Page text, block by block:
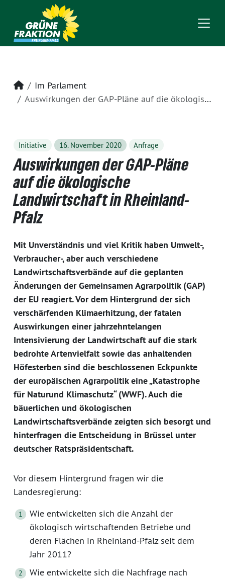
Startseite
Im Parlament
Auswirkungen der GAP-Pläne auf die ökologische Landwirtschaft in Rheinland-Pfalz
Initiative 16. November 2020 Anfrage
Auswirkungen der GAP-Pläne
auf die ökologische
Landwirtschaft in Rheinland-
Pfalz
Mit Unverständnis und viel Kritik haben Umwelt-,
Verbraucher-, aber auch verschiedene
Landwirtschaftsverbände auf die geplanten
Änderungen der Gemeinsamen Agrarpolitik (GAP)
der EU reagiert. Vor dem Hintergrund der sich
verschärfenden Klimaerhitzung, der fatalen
Auswirkungen einer jahrzehntelangen
Intensivierung der Landwirtschaft auf die stark
bedrohte Artenvielfalt sowie das anhaltenden
Höfesterben sind die beschlossenen Eckpunkte
der europäischen Agrarpolitik eine „Katastrophe
für Naturund Klimaschutz“ (WWF). Auch die
bäuerlichen und ökologischen
Landwirtschaftsverbände zeigten sich besorgt und
hinterfragen die Entscheidung in Brüssel unter
deutscher Ratspräsidentschaft.
Vor diesem Hintergrund fragen wir die
Landesregierung:
Wie entwickelten sich die Anzahl der
ökologisch wirtschaftenden Betriebe und
deren Flächen in Rheinland-Pfalz seit dem
Jahr 2011?
Wie entwickelte sich die Nachfrage nach